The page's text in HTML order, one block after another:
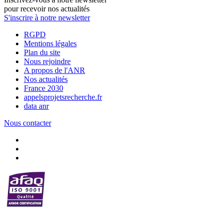
pour recevoir nos actualités
S'inscrire à notre newsletter
RGPD
Mentions légales
Plan du site
Nous rejoindre
A propos de l'ANR
Nos actualités
France 2030
appelsprojetsrecherche.fr
data anr
Nous contacter